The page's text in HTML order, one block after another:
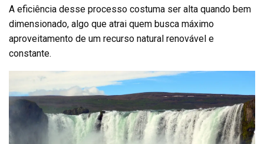
A eficiência desse processo costuma ser alta quando bem
dimensionado, algo que atrai quem busca máximo
aproveitamento de um recurso natural renovável e
constante.